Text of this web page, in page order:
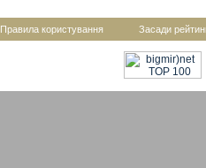
Правила користування Засади